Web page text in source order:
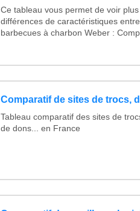
Ce tableau vous permet de voir
différences de caractéristiques
barbecues à charbon Weber :
Comparatif de sites de trocs,
Tableau comparatif des sites de
de dons... en France